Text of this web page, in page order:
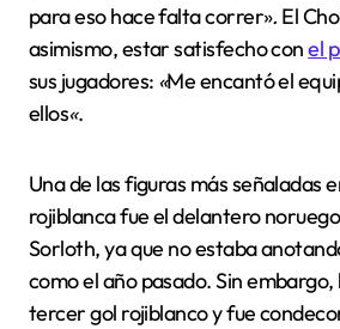
para eso hace falta correr». El
asimismo, estar satisfecho conel
sus jugadores: «Me encantó el
ellos«.
Una de las figuras más señaladas
rojiblanca fue el delantero
Sorloth, ya que no estaba
como el año pasado. Sin
tercer gol rojiblanco y fue